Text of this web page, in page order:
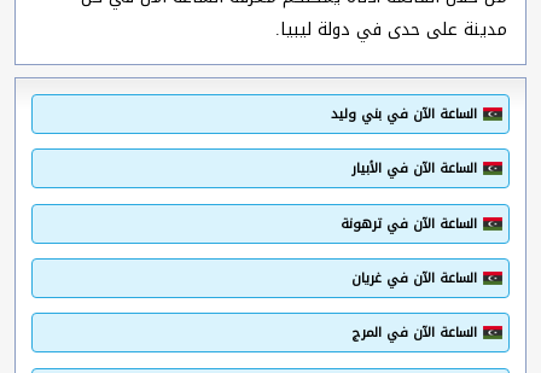
مدينة على حدى في دولة ليبيا.
الساعة الآن في بني وليد
الساعة الآن في الأبيار
الساعة الآن في ترهونة
الساعة الآن في غريان
الساعة الآن في المرج